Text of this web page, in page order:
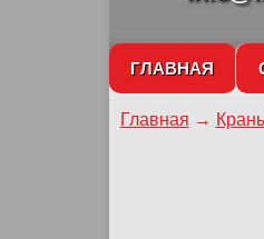
ГЛАВНАЯ
Главная →